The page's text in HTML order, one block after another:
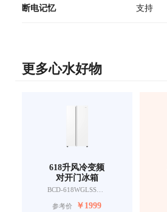
断电记忆 支持
更多心水好物
618升风冷变频
对开门冰箱
BCD-618WGLSSEDW9
参考价 ￥1999